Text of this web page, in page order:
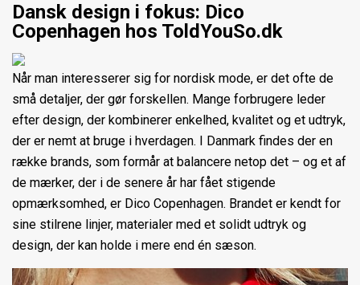
Dansk design i fokus: Dico
Copenhagen hos ToldYouSo.dk
Når man interesserer sig for nordisk mode, er det ofte de
små detaljer, der gør forskellen. Mange forbrugere leder
efter design, der kombinerer enkelhed, kvalitet og et udtryk,
der er nemt at bruge i hverdagen. I Danmark findes der en
række brands, som formår at balancere netop det – og et af
de mærker, der i de senere år har fået stigende
opmærksomhed, er Dico Copenhagen. Brandet er kendt for
sine stilrene linjer, materialer med et solidt udtryk og
design, der kan holde i mere end én sæson.